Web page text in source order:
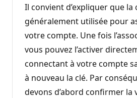
Il convient d’expliquer que la
généralement utilisée pour
votre compte. Une fois
vous pouvez l’activer
connectant à votre compte
à nouveau la clé. Par
devons d’abord confirmer la